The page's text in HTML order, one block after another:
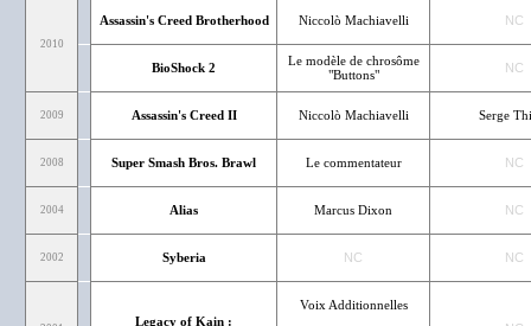
2010
Assassin's Creed Brotherhood Niccolò Machiavelli NC
BioShock 2
Le modèle de chrosôme
"Buttons"
NC
2009 Assassin's Creed II Niccolò Machiavelli Serge
2008 Super Smash Bros. Brawl Le commentateur NC
2004 Alias Marcus Dixon NC
2002 Syberia NC NC
Legacy of Kain :
Voix Additionnelles